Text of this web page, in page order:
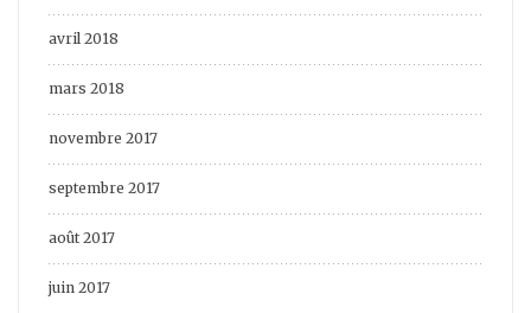
avril 2018
mars 2018
novembre 2017
septembre 2017
août 2017
juin 2017